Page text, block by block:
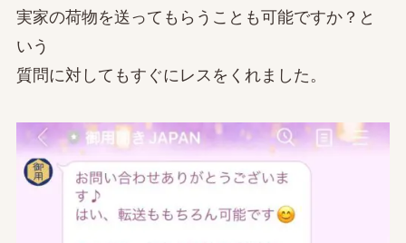
実家の荷物を送ってもらうことも可能ですか？と
いう
質問に対してもすぐにレスをくれました。